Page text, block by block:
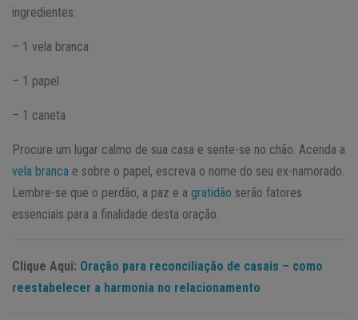
ingredientes:
– 1 vela branca
– 1 papel
– 1 caneta
Procure um lugar calmo de sua casa e sente-se no chão. Acenda a
vela branca e sobre o papel, escreva o nome do seu ex-namorado.
Lembre-se que o perdão, a paz e a gratidão serão fatores
essenciais para a finalidade desta oração.
Clique Aqui: Oração para reconciliação de casais – como
reestabelecer a harmonia no relacionamento